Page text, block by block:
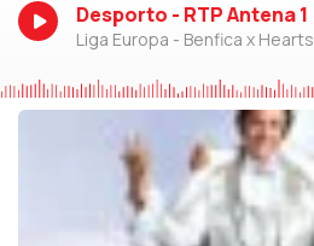
Desporto - RTP Antena 1
Liga Europa - Benfica x Hearts